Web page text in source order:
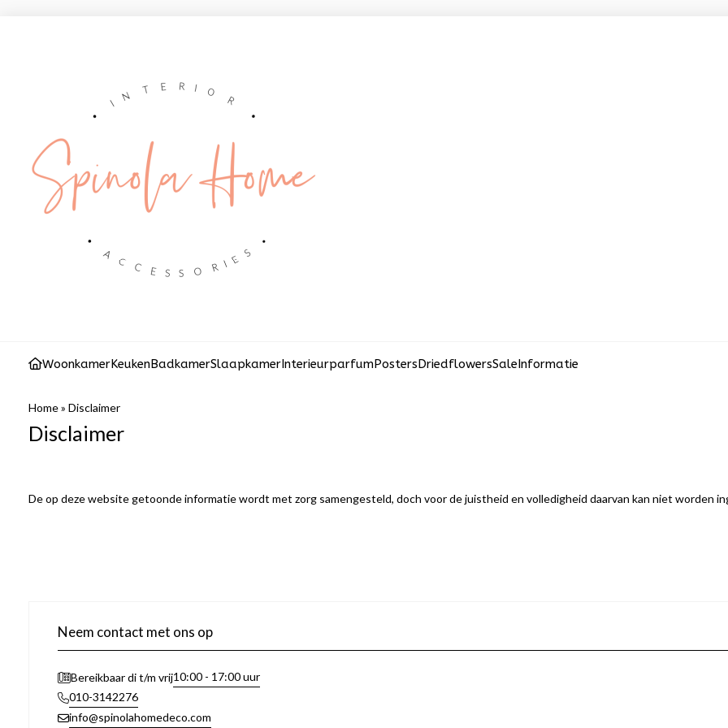
WoonkamerKeukenBadkamerSlaapkamerInterieurparfumPostersDriedflowersSaleInformatie
Home» Disclaimer
Disclaimer
De op deze website getoonde informatie wordt met zorg samengesteld, doch voor de juistheid en volledigheid daarvan kan niet worden
Neem contact met ons op
Bereikbaar di t/m vrij10:00 - 17:00 uur
010-3142276
info@spinolahomedeco.com